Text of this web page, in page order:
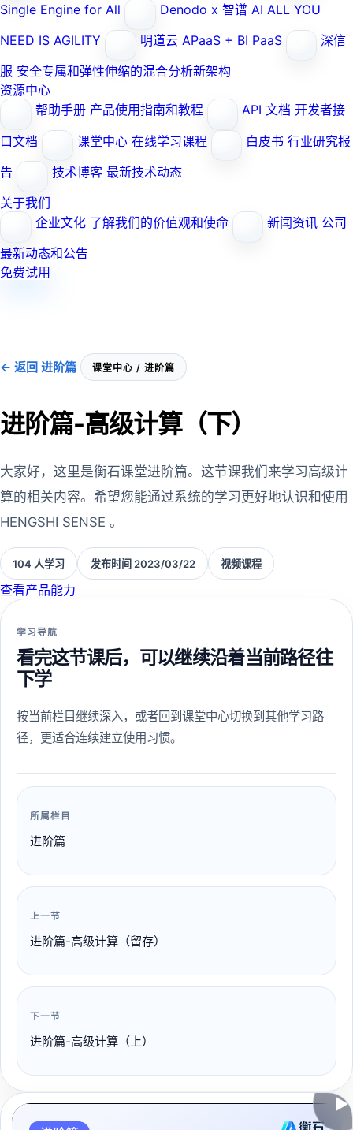
Single Engine for All
Denodo x 智谱 AI ALL YOU
NEED IS AGILITY
明道云 APaaS + BI PaaS
深信
服 安全专属和弹性伸缩的混合分析新架构
资源中心
帮助手册 产品使用指南和教程 API 文档 开发者接
口文档
课堂中心 在线学习课程 白皮书 行业研究报
告
技术博客 最新技术动态
关于我们
企业文化 了解我们的价值观和使命 新闻资讯 公司
最新动态和公告
免费试用
← 返回 进阶篇 课堂中心 / 进阶篇
进阶篇-高级计算（下）
大家好，这里是衡石课堂进阶篇。这节课我们来学习高级计
算的相关内容。希望您能通过系统的学习更好地认识和使用
HENGSHI SENSE 。
104 人学习 发布时间 2023/03/22 视频课程
查看产品能力
学习导航
看完这节课后，可以继续沿着当前路径往
下学
按当前栏目继续深入，或者回到课堂中心切换到其他学习路
径，更适合连续建立使用习惯。
所属栏目
进阶篇
上一节
进阶篇-高级计算（留存）
下一节
进阶篇-高级计算（上）
▶